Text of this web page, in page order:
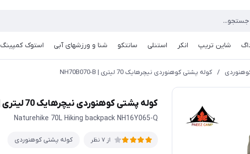
شاین تریپ انکر استنلی سانتکو شنا و ورزشهای آبی استوک کمپینگ
/ کوله پشتی کوهنوردی نیچرهایک 70 لیتری | NH70B070-B
کوله پشتی کوهنوردی نیچرهایک 70 لیتری | NH70B070-B
Naturehike 70L Hiking backpack NH16Y065-Q
از 7 نظر کوله پشتی کوهنوردی